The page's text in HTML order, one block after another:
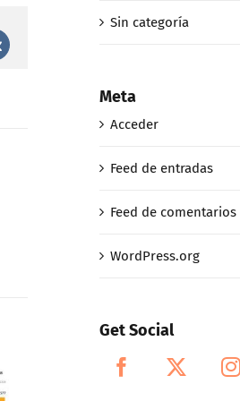
Sin categoría
Meta
Acceder
Feed de entradas
Feed de comentarios
WordPress.org
Get Social